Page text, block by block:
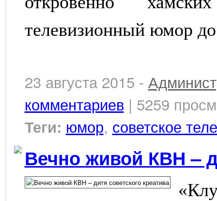
телевизионный юмор
23 августа 2015 -
комментариев | 5259
Теги: юмор, советское
Вечно живой КВН –